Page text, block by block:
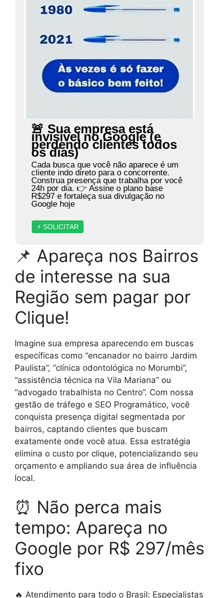
🚨 Sua empresa está
invisível no Google (e
perdendo clientes todos
os dias)
Cada busca que você não aparece é um
cliente indo direto para o concorrente.
Construa presença que trabalha por você
24h por dia. 👉 Assine o plano base
R$297 e fortaleça sua divulgação no
Google hoje
⚡ SOLICITAR
📌 Apareça nos Bairros
de interesse na sua
Região sem pagar por
Clique!
Imagine sua empresa aparecendo em buscas
específicas como “encanador no bairro Jardim
Paulista”, “clínica odontológica no Morumbi”,
“assistência técnica na Vila Mariana” ou
“advogado trabalhista no Centro”. Com nossa
gestão de tráfego e SEO Programático, você
conquista presença digital segmentada por
bairros, captando clientes que buscam
exatamente onde você atua. Essa estratégia
elimina o custo por clique, potencializando seu
orçamento e ampliando sua área de influência
local.
⏰ Não perca mais
tempo: Apareça no
Google por R$ 297/mês
fixo
🔥 Atendimento para todo o Brasil: Especialistas